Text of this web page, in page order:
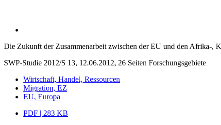
Die Zukunft der Zusammenarbeit zwischen der EU und den Afrika-,
SWP-Studie 2012/S 13, 12.06.2012, 26 Seiten Forschungsgebiete
Wirtschaft, Handel, Ressourcen
Migration, EZ
EU, Europa
PDF | 283 KB